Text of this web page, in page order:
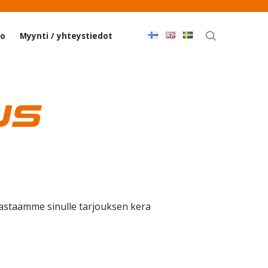
Myynti / yhteystiedot
sinulle tarjouksen kera